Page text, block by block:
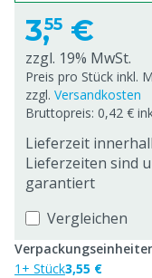
3,55 €
zzgl. 19% MwSt.
Preis pro Stück inkl.
zzgl. Versandkosten
Bruttopreis: 0,42 €
Lieferzeit
Lieferzeiten sind
garantiert
Vergleichen
1+ Stück3,55 €